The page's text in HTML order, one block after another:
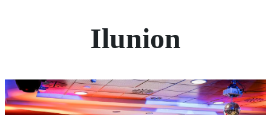
Ilunion